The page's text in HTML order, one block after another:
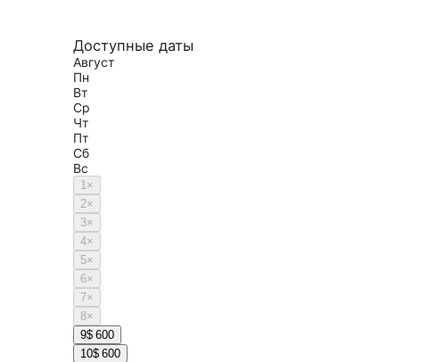
Доступные даты
Август
Пн
Вт
Ср
Чт
Пт
Сб
Вс
1×
2×
3×
4×
5×
6×
7×
8×
9$ 600
10$ 600